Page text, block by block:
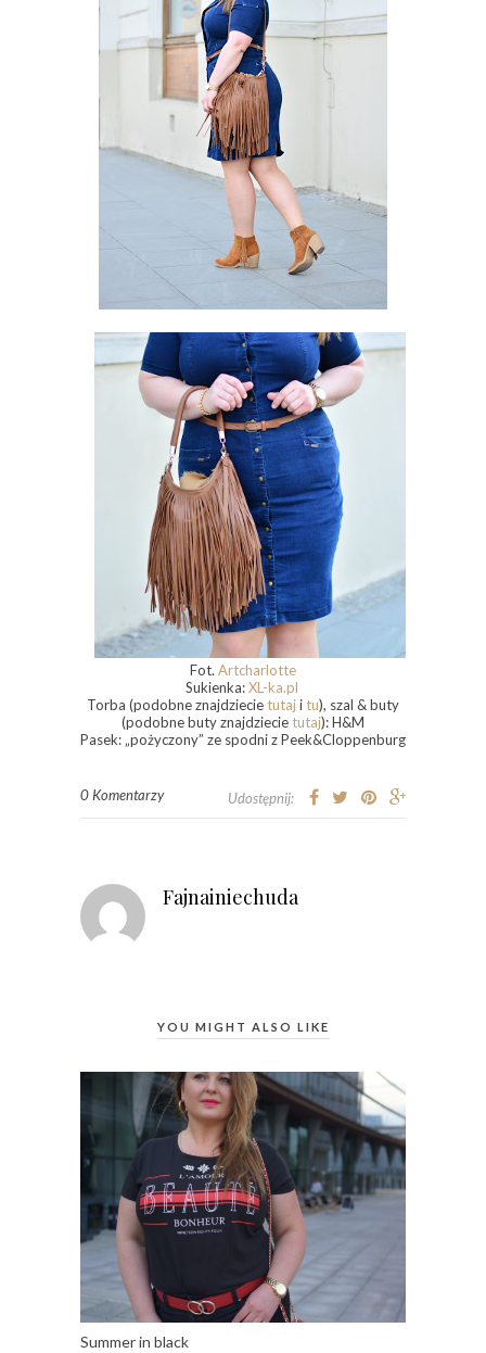
Fot. Artcharlotte
Sukienka:XL-ka.pl
Torba (podobne znajdziecietutajitu), szal & buty
(podobne buty znajdziecietutaj): H&M
Pasek: „pożyczony” ze spodni z Peek&Cloppenburg
0 Komentarzy Udostępnij:
Fajnainiechuda
YOU MIGHT ALSO LIKE
Summer in black